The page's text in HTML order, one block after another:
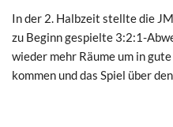
In der 2. Halbzeit stellte die
zu Beginn gespielte 3:2:1-
wieder mehr Räume um in
kommen und das Spiel über